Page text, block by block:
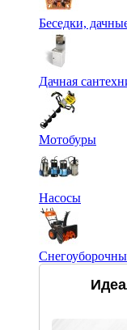
Беседки,
Дачная
Мотобуры
Насосы